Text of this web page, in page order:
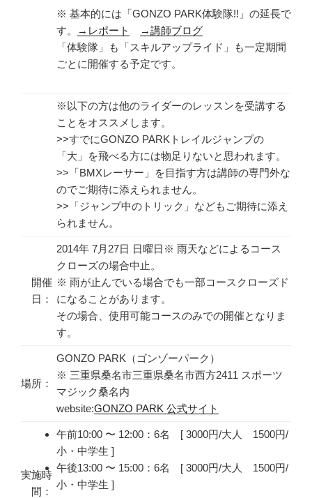
※ 基本的には「GONZO PARK体験隊!!」の延長で
す。
→レポート
→講師ブログ
「体験隊」も「スキルアップライド」も一定期間
ごとに開催する予定です。
※以下の方は他のライダーのレッスンを受講する
ことをオススメします。
>>すでにGONZO PARKトレイルジャンプの
「大」を飛べる方には物足りないと思われます。
>>「BMXレーサー」を目指す方は講師の専門外な
のでご期待に添えられません。
>>「ジャンプ中のトリック」などもご期待に添え
られません。
開催
日：
2014年 7月27日 日曜日※ 雨天などによるコース
クローズの場合中止。
※ 雨が止んでいる場合でも一部コースクローズド
になることがあります。
その場合、使用可能コースのみでの開催となりま
す。
場所：
GONZO PARK（ゴンゾーパーク）
※ 三重県桑名市三重県桑名市西方2411 スポーツ
マジック桑名内
website:GONZO PARK 公式サイト
実施時
間：
午前10:00 〜 12:00：6名 [ 3000円/大人 1500円/
小・中学生 ]
午後13:00 〜 15:00：6名 [ 3000円/大人 1500円/
小・中学生 ]